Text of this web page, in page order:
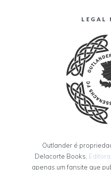
LEGAL
Outlander é
Delacorte Books,
apenas um fansite que